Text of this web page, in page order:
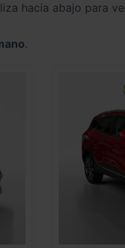
hacia abajo para
.